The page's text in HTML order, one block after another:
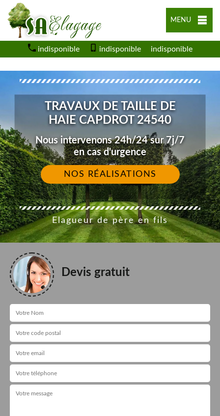
MENU
indisponible indisponible indisponible
TRAVAUX DE TAILLE DE
HAIE CAPDROT 24540
Nous intervenons 24h/24 sur 7j/7
en cas d'urgence
NOS RÉALISATIONS
Elagueur de père en fils
Devis gratuit